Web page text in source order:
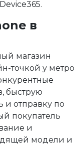
в
магазин
точкой у метро
быструю
и отправку по
покупатель
и
модели и